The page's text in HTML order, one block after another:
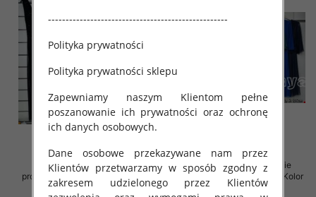
Sukienki damskie (Włoskie
produkt) Roz Standard, Mix Kolor
Paczka 5 szt
Sukienki damskie (Włoskie
produkt) Roz Standard, Mix Kolor
Paczka 5 szt
---------------------------------------------------
Polityka prywatności
Polityka prywatności sklepu
Zapewniamy naszym Klientom pełne
poszanowanie ich prywatności oraz ochronę
ich danych osobowych.
Dane osobowe przekazywane nam przez
Klientów przetwarzamy w sposób zgodny z
zakresem udzielonego przez Klientów